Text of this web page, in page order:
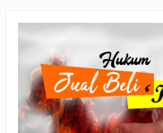
APA HUKUM MEMPERCEPAT
SEBELUM TIBA SAAT WAJIB?
HAKIKAT NIKMAT DI DUNIA!
BAGAIMANA CARA MEMBAYAR
UANG HARAM BISA MENJADI